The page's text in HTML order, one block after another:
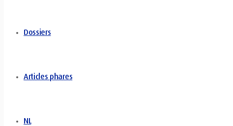
Dossiers
Articles phares
NL